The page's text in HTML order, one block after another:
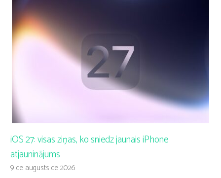
iOS 27: visas ziņas, ko sniedz jaunais iPhone
atjauninājums
9 de augusts de 2026